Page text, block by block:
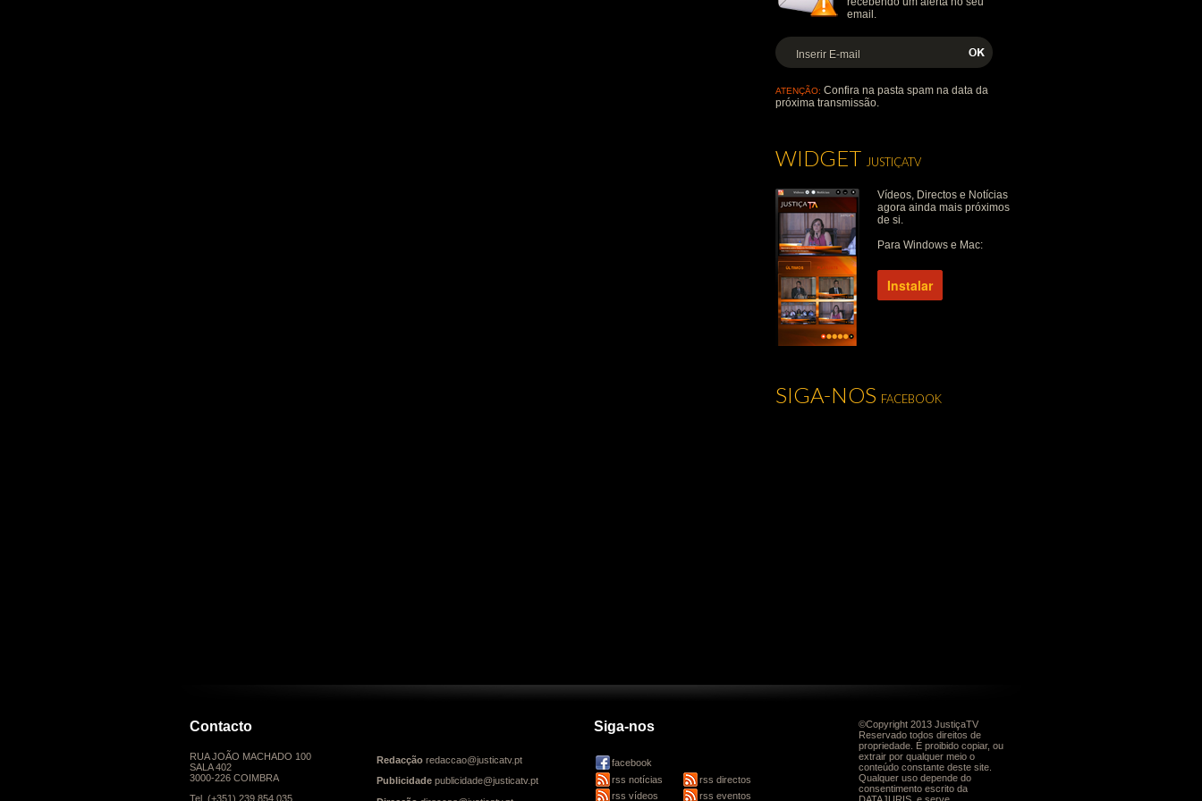
email.
ATENÇÃO: Confira na pasta spam na data da
próxima transmissão.
WIDGET JUSTIÇATV
Vídeos, Directos e Notícias
agora ainda mais próximos
de si.
Para Windows e Mac:
Instalar
SIGA-NOS FACEBOOK
Contacto
RUA JOÃO MACHADO 100
SALA 402
3000-226 COIMBRA
Tel. (+351) 239 854 035
Redacção redaccao@justicatv.pt
Publicidade publicidade@justicatv.pt
Siga-nos
facebook
rss notícias
rss directos
rss vídeos
rss eventos
©Copyright 2013 JustiçaTV
Reservado todos direitos de
propriedade. É proibido copiar, ou
extrair por qualquer meio o
conteúdo constante deste site.
Qualquer uso depende do
consentimento escrito da